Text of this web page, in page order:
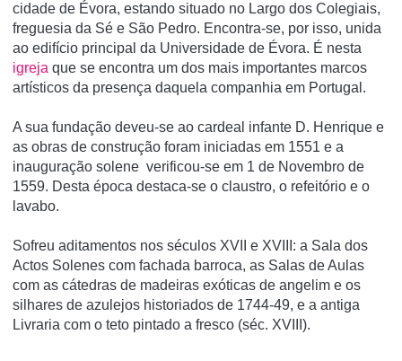
cidade de Évora, estando situado no Largo dos Colegiais,
freguesia da Sé e São Pedro. Encontra-se, por isso, unida
ao edifício principal da Universidade de Évora. É nesta
igreja que se encontra um dos mais importantes marcos
artísticos da presença daquela companhia em Portugal.
A sua fundação deveu-se ao cardeal infante D. Henrique e
as obras de construção foram iniciadas em 1551 e a
inauguração solene verificou-se em 1 de Novembro de
1559. Desta época destaca-se o claustro, o refeitório e o
lavabo.
Sofreu aditamentos nos séculos XVII e XVIII: a Sala dos
Actos Solenes com fachada barroca, as Salas de Aulas
com as cátedras de madeiras exóticas de angelim e os
silhares de azulejos historiados de 1744-49, e a antiga
Livraria com o teto pintado a fresco (séc. XVIII).